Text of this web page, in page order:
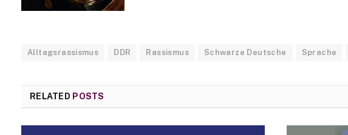
Alltagsrassismus DDR Rassismus Schwarze Deutsche Sprache
RELATED POSTS